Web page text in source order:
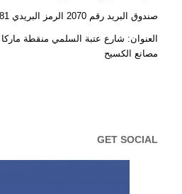
صندوق البريد رقم 2070 الرمز البريدي 11181 عمان الأردن
مصانع الكسيح
GET SOCIAL